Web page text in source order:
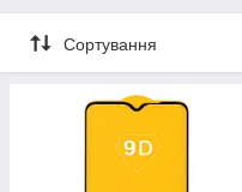
Сортування